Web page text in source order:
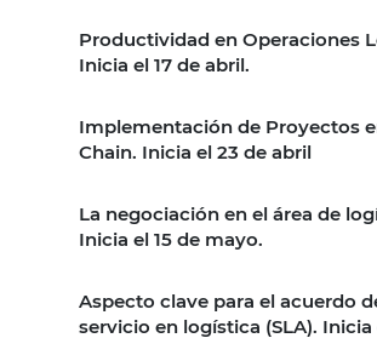
Productividad en Operaciones
Inicia el 17 de abril.
Implementación de Proyectos
Chain. Inicia el 23 de abril
La negociación en el área de
Inicia el 15 de mayo.
Aspecto clave para el acuerdo
servicio en logística (SLA). Inicia